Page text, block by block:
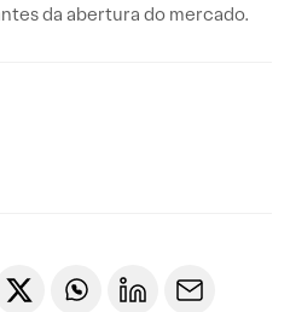
da abertura do mercado.